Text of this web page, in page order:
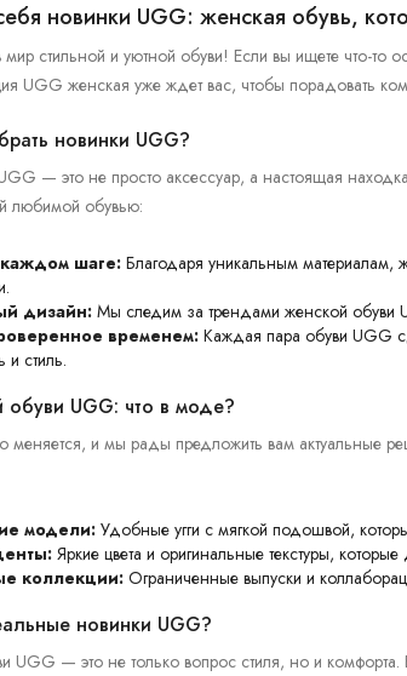
новинки UGG: женская обувь,
стильной и уютной обуви! Если вы ищете что-
UGG женская уже ждет вас, чтобы порадовать
новинки UGG?
— это не просто аксессуар, а настоящая
любимой обувью:
шаге:Благодаря уникальным материалам,
дизайн: Мы следим за трендами женской обуви
временем: Каждая пара обуви UGG
и стиль.
UGG: что в моде?
и мы рады предложить вам актуальные
модели: Удобные угги с мягкой подошвой,
Яркие цвета и оригинальные текстуры,
коллекции: Ограниченные выпуски и
новинки UGG?
UGG — это не только вопрос стиля, но и комфорта.